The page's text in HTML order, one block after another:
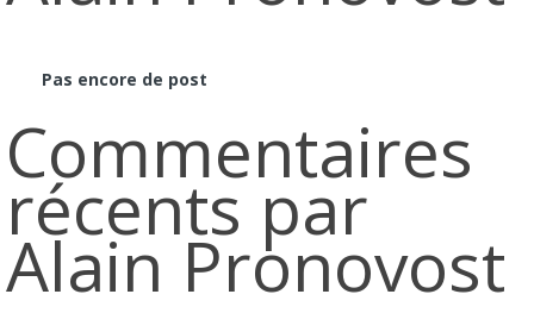
Pas encore de post
Commentaires
récents par
Alain Pronovost